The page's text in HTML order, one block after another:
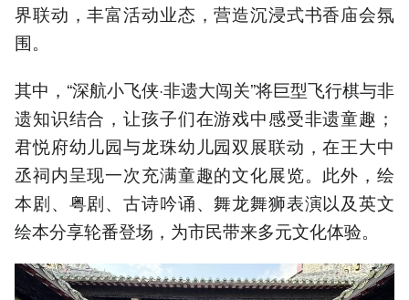
界联动，丰富活动业态，营造沉浸式书香庙会氛
围。
其中，“深航小飞侠·非遗大闯关”将巨型飞行棋与非
遗知识结合，让孩子们在游戏中感受非遗童趣；
君悦府幼儿园与龙珠幼儿园双展联动，在王大中
丞祠内呈现一次充满童趣的文化展览。此外，绘
本剧、粤剧、古诗吟诵、舞龙舞狮表演以及英文
绘本分享轮番登场，为市民带来多元文化体验。